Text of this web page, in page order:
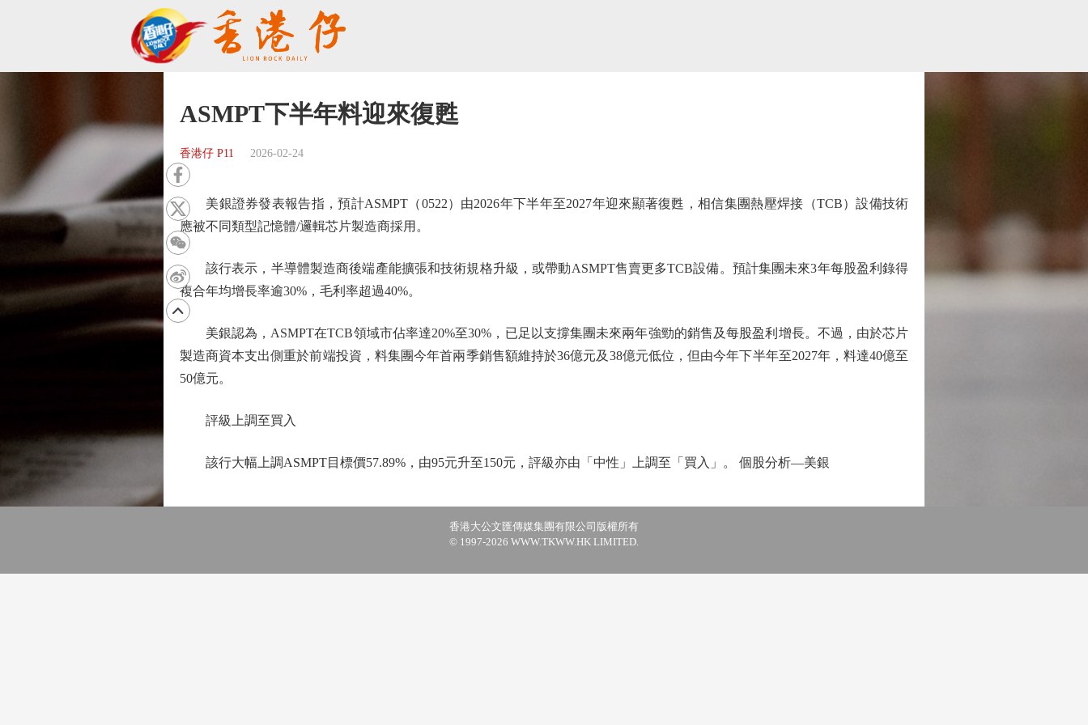
ASMPT下半年料迎來復甦
香港仔 P11 2026-02-24
美銀證券發表報告指，預計ASMPT（0522）由2026年下半年至2027年迎來顯著復甦，相信集團熱壓焊接（TCB）設備技術
應被不同類型記憶體/邏輯芯片製造商採用。
該行表示，半導體製造商後端產能擴張和技術規格升級，或帶動ASMPT售賣更多TCB設備。預計集團未來3年每股盈利錄得
複合年均增長率逾30%，毛利率超過40%。
美銀認為，ASMPT在TCB領域市佔率達20%至30%，已足以支撐集團未來兩年強勁的銷售及每股盈利增長。不過，由於芯片
製造商資本支出側重於前端投資，料集團今年首兩季銷售額維持於36億元及38億元低位，但由今年下半年至2027年，料達40億至
50億元。
評級上調至買入
該行大幅上調ASMPT目標價57.89%，由95元升至150元，評級亦由「中性」上調至「買入」。 個股分析—美銀
香港大公文匯傳媒集團有限公司版權所有
© 1997-2026 WWW.TKWW.HK LIMITED.